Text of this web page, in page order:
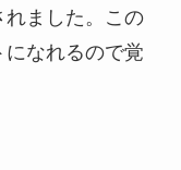
ました。この
なれるので覚